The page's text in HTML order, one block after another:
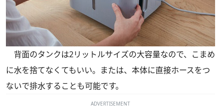
背面のタンクは2リットルサイズの大容量なので、こまめ
に水を捨てなくてもいい。または、本体に直接ホースをつ
ないで排水することも可能です。
ADVERTISEMENT